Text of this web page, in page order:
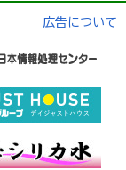
広告について